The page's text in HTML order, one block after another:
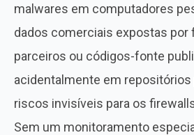
malwares em computadores
dados comerciais expostas por
parceiros ou códigos-fonte
acidentalmente em
riscos invisíveis para os
Sem um monitoramento